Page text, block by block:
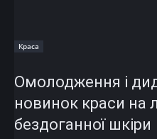
Краса
Омолодження і
новинок краси на
бездоганної шкіри